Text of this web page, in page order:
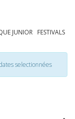
JUNIOR FESTIVALS
selectionnées